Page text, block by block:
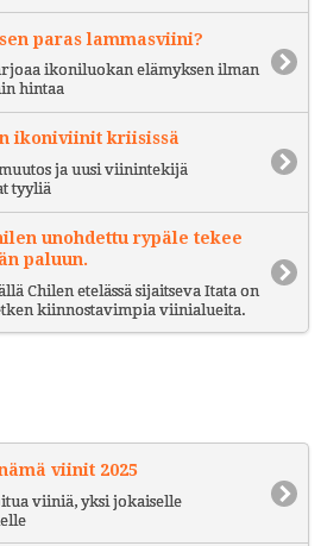
paras lammasviini?
ikoniluokan elämyksen ilman
hintaa
ikoniviinit kriisissä
ja uusi viinintekijä
tyyliä
unohdettu rypäle tekee
paluun.
Chilen etelässä sijaitseva Itata on
kiinnostavimpia viinialueita.
viinit 2025
viiniä, yksi jokaiselle